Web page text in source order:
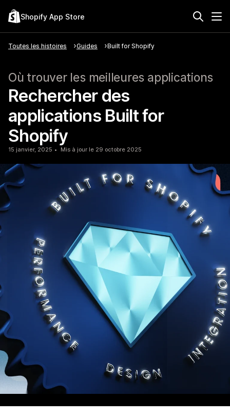
Shopify App Store
Toutes les histoires Guides Built for Shopify
Où trouver les meilleures applications
Rechercher des
applications Built for
Shopify
15 janvier, 2025 Mis à jour le 29 octobre 2025